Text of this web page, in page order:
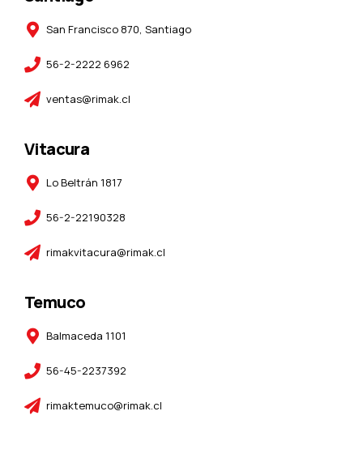
San Francisco 870, Santiago
56-2-2222 6962
ventas@rimak.cl
Vitacura
Lo Beltrán 1817
56-2-22190328
rimakvitacura@rimak.cl
Temuco
Balmaceda 1101
56-45-2237392
rimaktemuco@rimak.cl